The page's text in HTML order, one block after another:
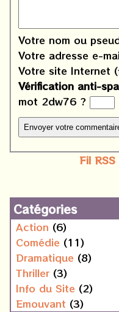
Votre nom ou
Votre adresse e-
Votre site Internet
Vérification anti-
mot 2dw76 ?
Fil
Catégories
Action (6)
Comédie (11)
Dramatique (8)
Thriller (3)
Info du Site (2)
Emouvant (3)